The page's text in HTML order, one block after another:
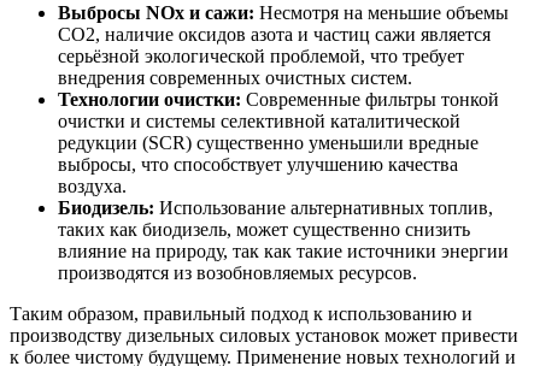
Выбросы NOx и сажи: Несмотря на меньшие объемы
CO2, наличие оксидов азота и частиц сажи является
серьёзной экологической проблемой, что требует
внедрения современных очистных систем.
Технологии очистки: Современные фильтры тонкой
очистки и системы селективной каталитической
редукции (SCR) существенно уменьшили вредные
выбросы, что способствует улучшению качества
воздуха.
Биодизель: Использование альтернативных топлив,
таких как биодизель, может существенно снизить
влияние на природу, так как такие источники энергии
производятся из возобновляемых ресурсов.
Таким образом, правильный подход к использованию и
производству дизельных силовых установок может привести
к более чистому будущему. Применение новых технологий и